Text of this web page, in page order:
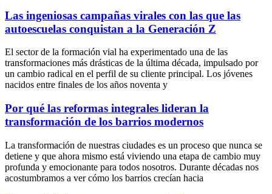
Las ingeniosas campañas virales con las que las
autoescuelas conquistan a la Generación Z
El sector de la formación vial ha experimentado una de las
transformaciones más drásticas de la última década, impulsado por
un cambio radical en el perfil de su cliente principal. Los jóvenes
nacidos entre finales de los años noventa y
Por qué las reformas integrales lideran la
transformación de los barrios modernos
La transformación de nuestras ciudades es un proceso que nunca se
detiene y que ahora mismo está viviendo una etapa de cambio muy
profunda y emocionante para todos nosotros. Durante décadas nos
acostumbramos a ver cómo los barrios crecían hacia